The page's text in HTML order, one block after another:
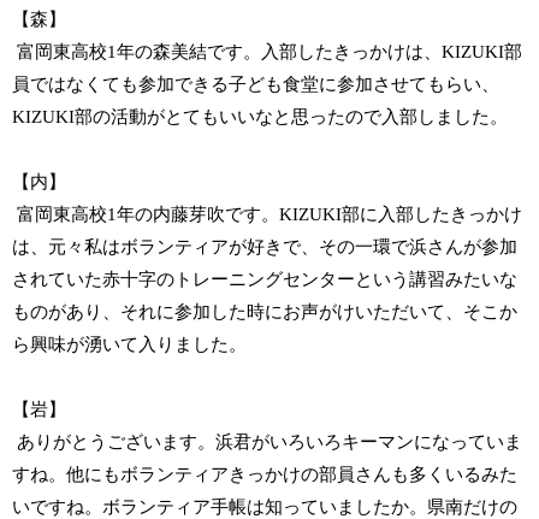
【森】
富岡東高校1年の森美結です。入部したきっかけは、KIZUKI部
員ではなくても参加できる子ども食堂に参加させてもらい、
KIZUKI部の活動がとてもいいなと思ったので入部しました。
【内】
富岡東高校1年の内藤芽吹です。KIZUKI部に入部したきっかけ
は、元々私はボランティアが好きで、その一環で浜さんが参加
されていた赤十字のトレーニングセンターという講習みたいな
ものがあり、それに参加した時にお声がけいただいて、そこか
ら興味が湧いて入りました。
【岩】
ありがとうございます。浜君がいろいろキーマンになっていま
すね。他にもボランティアきっかけの部員さんも多くいるみた
いですね。ボランティア手帳は知っていましたか。県南だけの